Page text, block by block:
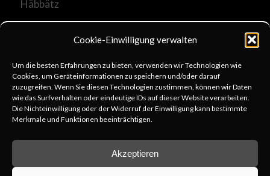
Cookie-Einwilligung verwalten
Um die besten Erfahrungen zu bieten, verwenden wir Technologien wie
Cookies, um Geräteinformationen zu speichern und/oder darauf
zuzugreifen. Wenn Sie diesen Technologien zustimmen, können wir Daten
wie das Surfverhalten oder eindeutige IDs auf dieser Website verarbeiten.
Die Nichteinwilligung oder der Widerruf der Einwilligung kann bestimmte
Merkmale und Funktionen beeinträchtigen.
Akzeptieren
Häbbätz
KOMMUNIKATION
u4x@web.de
+49 6253 806333
schreib uns